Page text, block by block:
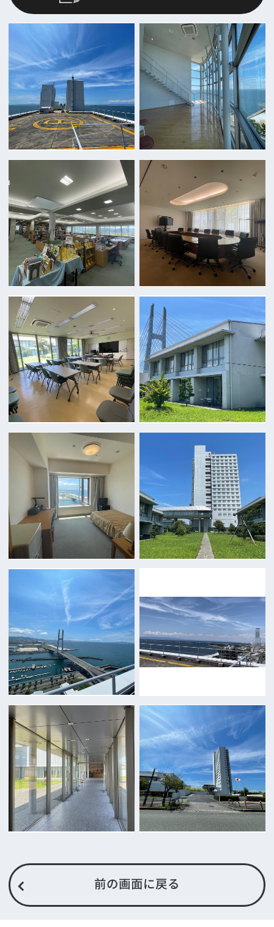
前の画面に戻る
公益財団法人大阪観光局
大阪フィルム・カウンシル
〒542-0081 大阪市中央区南船場4-4-21
TODA BUILDING 心斎橋 5F
TEL 06-6282-5905
FAX 06-6282-5915
お問い合わせ
トップページ
What's New
大阪フィルム・カウンシルとは
メッセージ
事業紹介
よくあるご質問
過去の実績
リンク集
English
映像制作者の方へ
撮影される方
ロケ地カテゴリー検索
ロケ地を写真で探す
撮影に協力して欲しい
(ロケーション支援に関
する依頼フォーム)
映像関連企業を知りたい(検索)
映像関連企業に登録したい
大阪のデータ
一般の方へ
撮影に協力したい方